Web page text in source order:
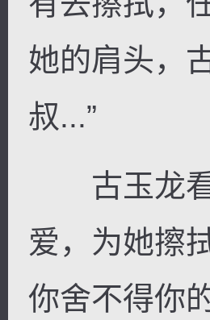
她的肩头，
叔...”
古玉龙看
爱，为她擦
你舍不得你